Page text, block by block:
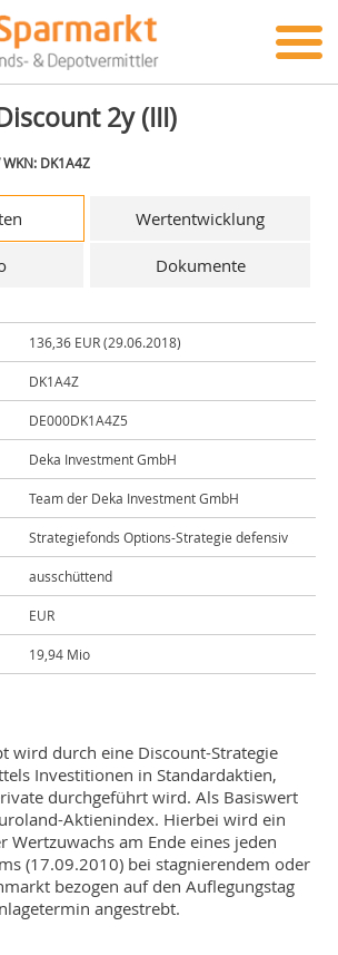
2y (III)
DK1A4Z
Wertentwicklung
Dokumente
136,36 EUR (29.06.2018)
DK1A4Z
DE000DK1A4Z5
Deka Investment GmbH
Team der Deka Investment GmbH
Strategiefonds Options-Strategie defensiv
ausschüttend
EUR
19,94 Mio
wird durch eine Discount-Strategie
Investitionen in Standardaktien,
durchgeführt wird. Als Basiswert
Aktienindex. Hierbei wird ein
Wertzuwachs am Ende eines jeden
(17.09.2010) bei stagnierendem oder
bezogen auf den Auflegungstag
angestrebt.